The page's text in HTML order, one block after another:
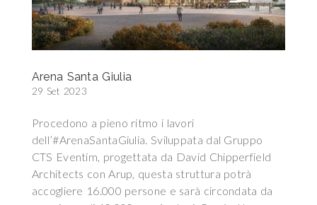
Arena Santa Giulia
29 Set 2023
Procedono a pieno ritmo i lavori
dell’#ArenaSantaGiulia. Sviluppata dal Gruppo
CTS Eventim, progettata da David Chipperfield
Architects con Arup, questa struttura potrà
accogliere 16.000 persone e sarà circondata da